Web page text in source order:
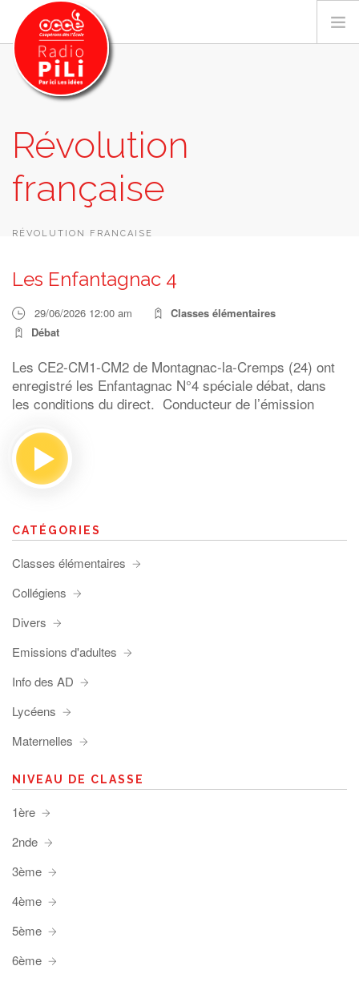
GRILLE DES PROGRAMMES
EMISSIONS / PODCASTS
SUR LE TERRITOIRE
RESSOURCES
RECHERCHER
Révolution
française
RÉVOLUTION FRANÇAISE
Les Enfantagnac 4
29/06/2026 12:00 am
Classes élémentaires
Débat
Les CE2-CM1-CM2 de Montagnac-la-Cremps (24) ont
enregistré les Enfantagnac N°4 spéciale débat, dans
les conditions du direct. Conducteur de l’émission
CATÉGORIES
Classes élémentaires
Collégiens
Divers
Emissions d'adultes
Info des AD
Lycéens
Maternelles
NIVEAU DE CLASSE
1ère
2nde
3ème
4ème
5ème
6ème